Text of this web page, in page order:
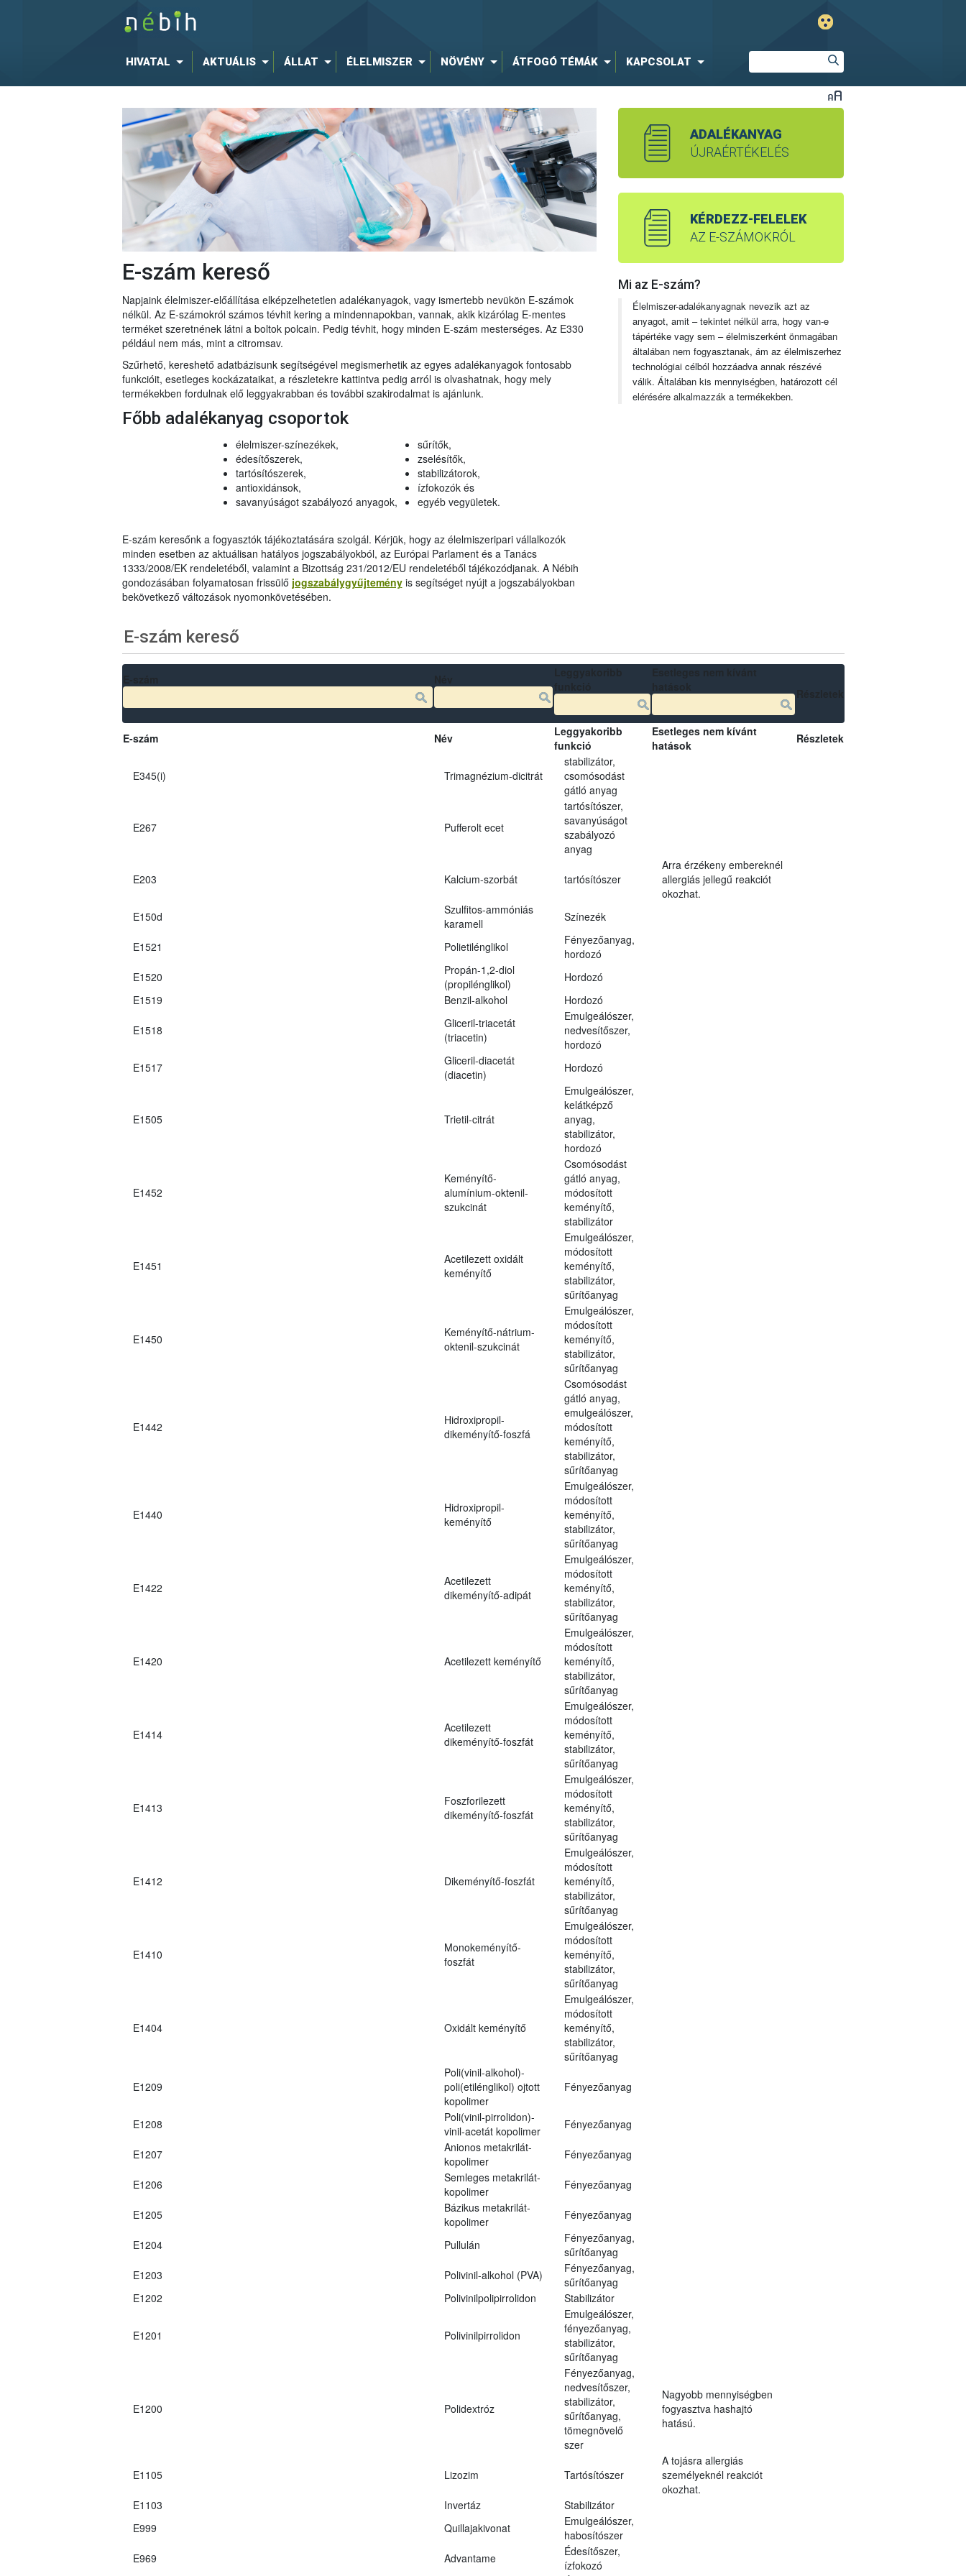
HIVATAL AKTUÁLIS ÁLLAT ÉLELMISZER NÖVÉNY ÁTFOGÓ TÉMÁK KAPCSOLAT
E-szám kereső
Napjaink élelmiszer-előállítása elképzelhetetlen adalékanyagok, vagy ismertebb nevükön E-számok
nélkül. Az E-számokról számos tévhit kering a mindennapokban, vannak, akik kizárólag E-mentes
terméket szeretnének látni a boltok polcain. Pedig tévhit, hogy minden E-szám mesterséges. Az E330
például nem más, mint a citromsav.
Szűrhető, kereshető adatbázisunk segítségével megismerhetik az egyes adalékanyagok fontosabb
funkcióit, esetleges kockázataikat, a részletekre kattintva pedig arról is olvashatnak, hogy mely
termékekben fordulnak elő leggyakrabban és további szakirodalmat is ajánlunk.
Főbb adalékanyag csoportok
élelmiszer-színezékek,
édesítőszerek,
tartósítószerek,
antioxidánsok,
savanyúságot szabályozó anyagok,
sűrítők,
zselésítők,
stabilizátorok,
ízfokozók és
egyéb vegyületek.
E-szám keresőnk a fogyasztók tájékoztatására szolgál. Kérjük, hogy az élelmiszeripari vállalkozók
minden esetben az aktuálisan hatályos jogszabályokból, az Európai Parlament és a Tanács
1333/2008/EK rendeletéből, valamint a Bizottság 231/2012/EU rendeletéből tájékozódjanak. A Nébih
gondozásában folyamatosan frissülő jogszabálygyűjteményis segítséget nyújt a jogszabályokban
bekövetkező változások nyomonkövetésében.
ADALÉKANYAG
ÚJRAÉRTÉKELÉS
KÉRDEZZ-FELELEK
AZ E-SZÁMOKRÓL
Mi az E-szám?
Élelmiszer-adalékanyagnak nevezik azt az
anyagot, amit – tekintet nélkül arra, hogy van-e
tápértéke vagy sem – élelmiszerként önmagában
általában nem fogyasztanak, ám az élelmiszerhez
technológiai célból hozzáadva annak részévé
válik. Általában kis mennyiségben, határozott cél
elérésére alkalmazzák a termékekben.
E-szám kereső
E-szám Név
Leggyakoribb
funkció
Esetleges nem kívánt
hatások
Részletek
E345(i) Trimagnézium-dicitrát
stabilizátor,
csomósodást
gátló anyag
E267 Pufferolt ecet
tartósítószer,
savanyúságot
szabályozó
anyag
E203 Kalcium-szorbát tartósítószer
Arra érzékeny embereknél
allergiás jellegű reakciót
okozhat.
E150d
Szulfitos-ammóniás
karamell
Színezék
E1521 Polietilénglikol
Fényezőanyag,
hordozó
E1520
Propán-1,2-diol
(propilénglikol)
Hordozó
E1519
Benzil-alkohol Hordozó
E1518
Gliceril-triacetát
(triacetin)
Emulgeálószer,
nedvesítőszer,
hordozó
E1517
Gliceril-diacetát
(diacetin)
Hordozó
E1505 Trietil-citrát
Emulgeálószer,
kelátképző
anyag,
stabilizátor,
hordozó
E1452
Keményítő-
alumínium-oktenil-
szukcinát
Csomósodást
gátló anyag,
módosított
keményítő,
stabilizátor
E1451
Acetilezett oxidált
keményítő
Emulgeálószer,
módosított
keményítő,
stabilizátor,
sűrítőanyag
E1450
Keményítő-nátrium-
oktenil-szukcinát
Emulgeálószer,
módosított
keményítő,
stabilizátor,
sűrítőanyag
E1442
Hidroxipropil-
dikeményítő-foszfá
Csomósodást
gátló anyag,
emulgeálószer,
módosított
keményítő,
stabilizátor,
sűrítőanyag
E1440
Hidroxipropil-
keményítő
Emulgeálószer,
módosított
keményítő,
stabilizátor,
sűrítőanyag
E1422
Acetilezett
dikeményítő-adipát
Emulgeálószer,
módosított
keményítő,
stabilizátor,
sűrítőanyag
E1420 Acetilezett keményítő
Emulgeálószer,
módosított
keményítő,
stabilizátor,
sűrítőanyag
E1414
Acetilezett
dikeményítő-foszfát
Emulgeálószer,
módosított
keményítő,
stabilizátor,
sűrítőanyag
E1413
Foszforilezett
dikeményítő-foszfát
Emulgeálószer,
módosított
keményítő,
stabilizátor,
sűrítőanyag
E1412 Dikeményítő-foszfát
Emulgeálószer,
módosított
keményítő,
stabilizátor,
sűrítőanyag
E1410
Monokeményítő-
foszfát
Emulgeálószer,
módosított
keményítő,
stabilizátor,
sűrítőanyag
E1404 Oxidált keményítő
Emulgeálószer,
módosított
keményítő,
stabilizátor,
sűrítőanyag
E1209
Poli(vinil-alkohol)-
poli(etilénglikol) ojtott
kopolimer
Fényezőanyag
E1208
Poli(vinil-pirrolidon)-
vinil-acetát kopolimer
Fényezőanyag
E1207
Anionos metakrilát-
kopolimer
Fényezőanyag
E1206
Semleges metakrilát-
kopolimer
Fényezőanyag
E1205
Bázikus metakrilát-
kopolimer
Fényezőanyag
E1204 Pullulán
Fényezőanyag,
sűrítőanyag
E1203
Polivinil-alkohol (PVA)
Fényezőanyag,
sűrítőanyag
E1202
Polivinilpolipirrolidon Stabilizátor
E1201 Polivinilpirrolidon
Emulgeálószer,
fényezőanyag,
stabilizátor,
sűrítőanyag
E1200 Polidextróz
Fényezőanyag,
nedvesítőszer,
stabilizátor,
sűrítőanyag,
tömegnövelő
szer
Nagyobb mennyiségben
fogyasztva hashajtó
hatású.
E1105 Lizozim Tartósítószer
A tojásra allergiás
személyeknél reakciót
okozhat.
E1103
Invertáz
Stabilizátor
E999
Quillajakivonat
Emulgeálószer,
habosítószer
E969
Advantame
Édesítőszer,
ízfokozó